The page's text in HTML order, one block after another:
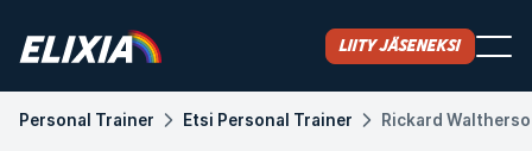
Liity jäseneksi
Personal Trainer Etsi Personal Trainer Rickard